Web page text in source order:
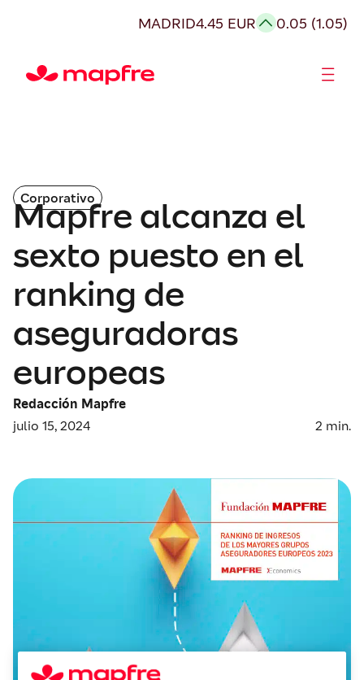
MADRID4.45 EUR 0.05 (1.05)
Corporativo
Mapfre alcanza el
sexto puesto en el
ranking de
aseguradoras
europeas
Redacción Mapfre
julio 15, 2024
2 min.